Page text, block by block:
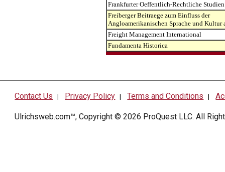
Frankfurter Oeffentlich-Rechtliche Studien
Freiberger Beitraege zum Einfluss der
Angloamerikanischen Sprache und Kultur
Freight Management International
Fundamenta Historica
Contact Us | Privacy Policy |Terms and Conditions |
Ulrichsweb.com™, Copyright © 2026 ProQuest LLC. All